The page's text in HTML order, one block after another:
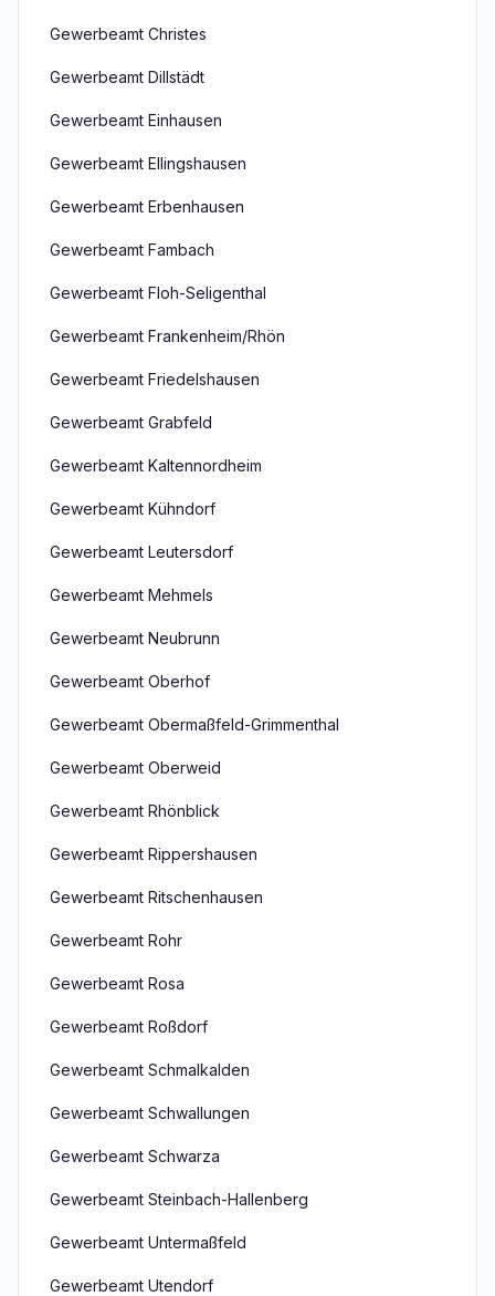
Gewerbeamt Christes
Gewerbeamt Dillstädt
Gewerbeamt Einhausen
Gewerbeamt Ellingshausen
Gewerbeamt Erbenhausen
Gewerbeamt Fambach
Gewerbeamt Floh-Seligenthal
Gewerbeamt Frankenheim/Rhön
Gewerbeamt Friedelshausen
Gewerbeamt Grabfeld
Gewerbeamt Kaltennordheim
Gewerbeamt Kühndorf
Gewerbeamt Leutersdorf
Gewerbeamt Mehmels
Gewerbeamt Neubrunn
Gewerbeamt Oberhof
Gewerbeamt Obermaßfeld-Grimmenthal
Gewerbeamt Oberweid
Gewerbeamt Rhönblick
Gewerbeamt Rippershausen
Gewerbeamt Ritschenhausen
Gewerbeamt Rohr
Gewerbeamt Rosa
Gewerbeamt Roßdorf
Gewerbeamt Schmalkalden
Gewerbeamt Schwallungen
Gewerbeamt Schwarza
Gewerbeamt Steinbach-Hallenberg
Gewerbeamt Untermaßfeld
Gewerbeamt Utendorf